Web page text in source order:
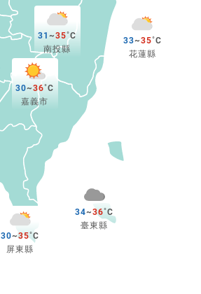
31 ~35
南投縣
30~36
嘉義市
30~35
屏東縣
33~35
花蓮縣
34~36
臺東縣